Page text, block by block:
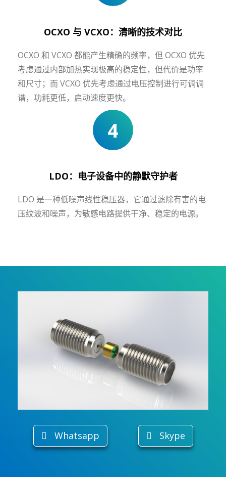
OCXO 与 VCXO：清晰的技术对比
OCXO 和 VCXO 都能产生精确的频率，但 OCXO 优先
考虑通过内部加热实现极高的稳定性，但代价是功率
和尺寸；而 VCXO 优先考虑通过电压控制进行可调调
谐，功耗更低，启动速度更快。
4
LDO：电子设备中的静默守护者
LDO 是一种低噪声线性稳压器，它通过滤除有害的电
压纹波和噪声，为敏感电路提供干净、稳定的电源。
Whatsapp Skype